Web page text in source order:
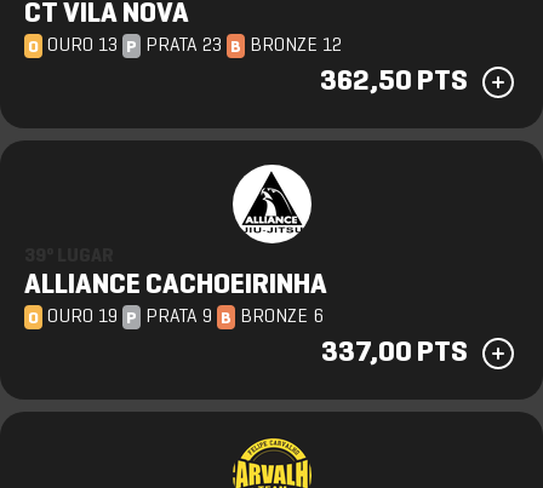
CT VILA NOVA
O OURO 13 P PRATA 23 B BRONZE 12
362,50 PTS
ALLIANCE CACHOEIRINHA
O OURO 19 P PRATA 9 B BRONZE 6
337,00 PTS